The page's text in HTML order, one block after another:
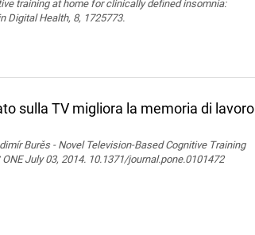
training at home for clinically defined insomnia:
Digital Health, 8, 1725773.
sulla TV migliora la memoria di lavoro
Burěs - Novel Television-Based Cognitive Training
July 03, 2014. 10.1371/journal.pone.0101472